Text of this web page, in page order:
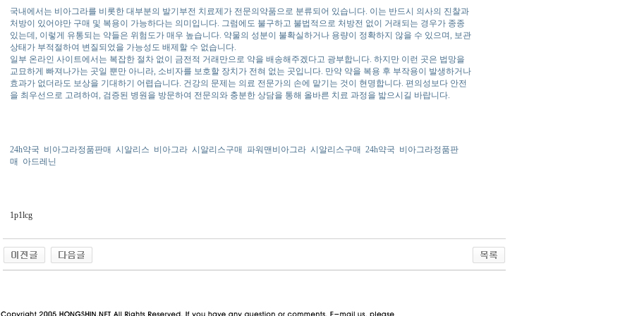
국내에서는 비아그라를 비롯한 대부분의 발기부전 치료제가 전문의약품으로 분류되어 있습니다. 이는 반드시 의사의 진찰과
처방이 있어야만 구매 및 복용이 가능하다는 의미입니다. 그럼에도 불구하고 불법적으로 처방전 없이 거래되는 경우가 종종
있는데, 이렇게 유통되는 약들은 위험도가 매우 높습니다. 약물의 성분이 불확실하거나 용량이 정확하지 않을 수 있으며, 보관
상태가 부적절하여 변질되었을 가능성도 배제할 수 없습니다.
일부 온라인 사이트에서는 복잡한 절차 없이 금전적 거래만으로 약을 배송해주겠다고 광부합니다. 하지만 이런 곳은 법망을
교묘하게 빠져나가는 곳일 뿐만 아니라, 소비자를 보호할 장치가 전혀 없는 곳입니다. 만약 약을 복용 후 부작용이 발생하거나
효과가 없더라도 보상을 기대하기 어렵습니다. 건강의 문제는 의료 전문가의 손에 맡기는 것이 현명합니다. 편의성보다 안전
을 최우선으로 고려하여, 검증된 병원을 방문하여 전문의와 충분한 상담을 통해 올바른 치료 과정을 밟으시길 바랍니다.
24h약국 비아그라정품판매 시알리스 비아그라 시알리스구매 파워맨비아그라 시알리스구매 24h약국 비아그라정품판
매 아드레닌
1p1lcg